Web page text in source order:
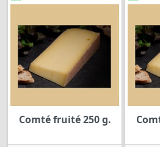
Comté fruité 250 g.